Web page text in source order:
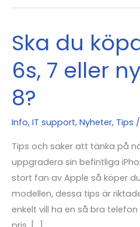
Ska du
6s, 7 eller
8?
Info, IT support, Nyheter, Tips /
Tips och saker att tänka på
uppgradera sin befintliga
stort fan av Apple så köper
modellen, dessa tips är
enkelt vill ha en så bra